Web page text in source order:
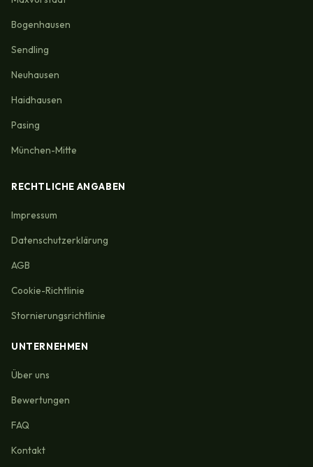
Bogenhausen
Sendling
Neuhausen
Haidhausen
Pasing
München-Mitte
RECHTLICHE ANGABEN
Impressum
Datenschutzerklärung
AGB
Cookie-Richtlinie
Stornierungsrichtlinie
UNTERNEHMEN
Über uns
Bewertungen
FAQ
Kontakt